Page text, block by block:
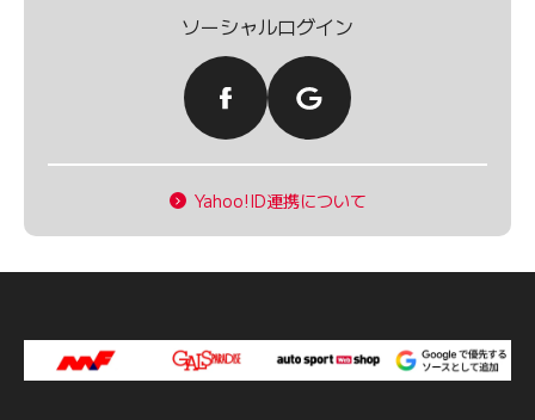
ソーシャルログイン
Yahoo!ID連携について